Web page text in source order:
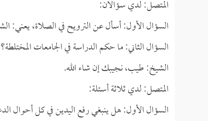
المتصل: لدي سؤالان:
السؤال الأول: أسأل عن الترويح في الصلاة، يعني:
السؤال الثاني: ما حكم الدراسة في الجامعات المختلطة؟
الشيخ: طيب، نجيبك إن شاء الله.
المتصل: لدي ثلاثة أسئلة:
السؤال الأول: هل ينبغي رفع اليدين في كل أحوال